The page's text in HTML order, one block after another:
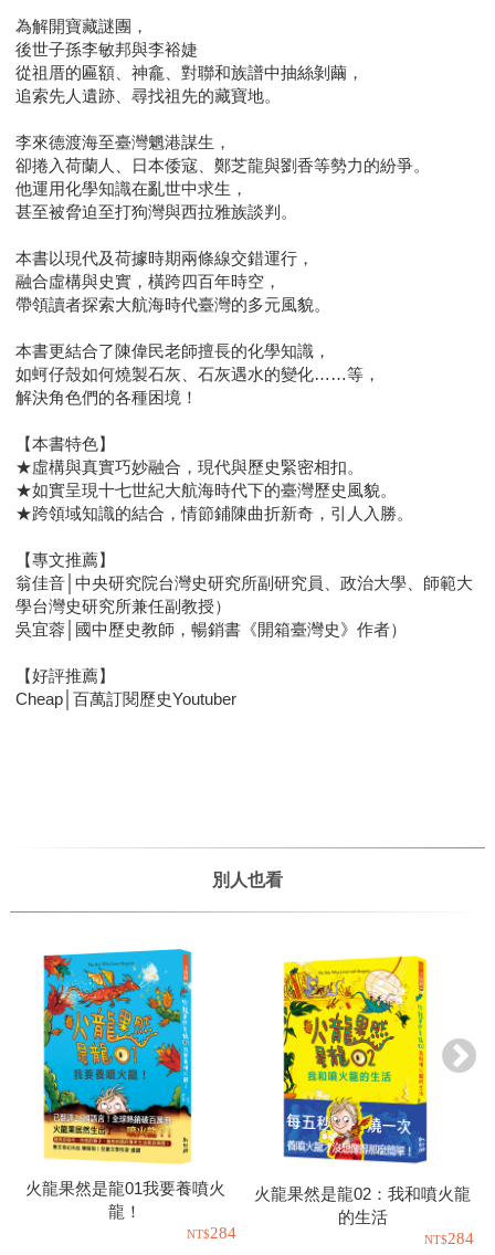
為解開寶藏謎團，
後世子孫李敏邦與李裕婕
從祖厝的匾額、神龕、對聯和族譜中抽絲剝繭，
追索先人遺跡、尋找祖先的藏寶地。
李來德渡海至臺灣魍港謀生，
卻捲入荷蘭人、日本倭寇、鄭芝龍與劉香等勢力的紛爭。
他運用化學知識在亂世中求生，
甚至被脅迫至打狗灣與西拉雅族談判。
本書以現代及荷據時期兩條線交錯運行，
融合虛構與史實，橫跨四百年時空，
帶領讀者探索大航海時代臺灣的多元風貌。
本書更結合了陳偉民老師擅長的化學知識，
如蚵仔殼如何燒製石灰、石灰遇水的變化……等，
解決角色們的各種困境！
【本書特色】
★虛構與真實巧妙融合，現代與歷史緊密相扣。
★如實呈現十七世紀大航海時代下的臺灣歷史風貌。
★跨領域知識的結合，情節鋪陳曲折新奇，引人入勝。
【專文推薦】
翁佳音│中央研究院台灣史研究所副研究員、政治大學、師範大
學台灣史研究所兼任副教授）
吳宜蓉│國中歷史教師，暢銷書《開箱臺灣史》作者）
【好評推薦】
Cheap│百萬訂閱歷史Youtuber
別人也看
火龍果然是龍01我要養噴火
龍！
284
火龍果然是龍02：我和噴火龍
的生活
284